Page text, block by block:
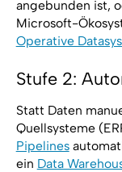
angebunden ist,
Microsoft-
Operative
Stufe 2:
Statt Daten
Quellsysteme
Pipelines
ein Data